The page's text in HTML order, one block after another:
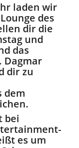
laden wir
des
dir die
und
das
Dagmar
dir zu
dem
bei
es um